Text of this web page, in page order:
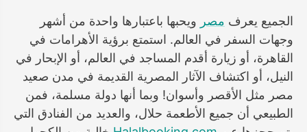
الجميع يعرف مصر ويحبها باعتبارها واحدة من أشهر
وجهات السفر في العالم. استمتع برؤية الأهرامات في
القاهرة، أو زيارة أقدم المساجد في العالم، أو الإبحار في
النيل، أو اكتشاف الآثار المصرية القديمة في مدن صعيد
مصر مثل الأقصر وأسوان! وبما أنها دولة مسلمة، فمن
الطبيعي أن جميع الأطعمة حلال، والعديد من الفنادق التي